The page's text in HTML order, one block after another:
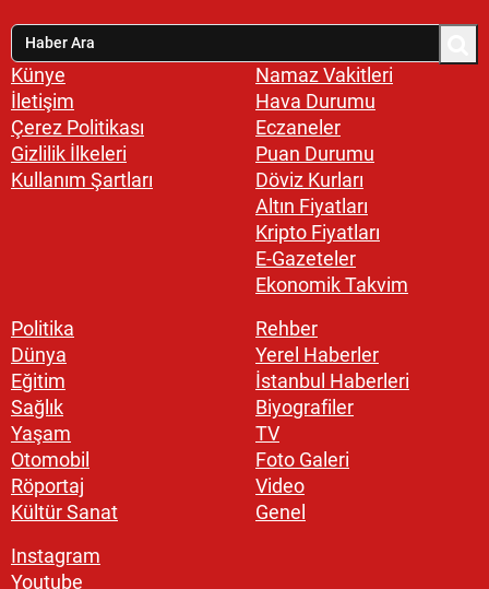
Künye
İletişim
Çerez Politikası
Gizlilik İlkeleri
Kullanım Şartları
Namaz Vakitleri
Hava Durumu
Eczaneler
Puan Durumu
Döviz Kurları
Altın Fiyatları
Kripto Fiyatları
E-Gazeteler
Ekonomik Takvim
Politika
Dünya
Eğitim
Sağlık
Yaşam
Otomobil
Röportaj
Kültür Sanat
Rehber
Yerel Haberler
İstanbul Haberleri
Biyografiler
TV
Foto Galeri
Video
Genel
Instagram
Youtube